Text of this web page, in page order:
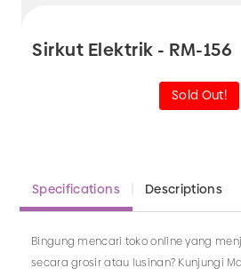
Sirkut Elektrik - RM-156
Sold Out!
Specifications Descriptions
Bingung mencari toko online yang
secara grosir atau lusinan? Kunjungi